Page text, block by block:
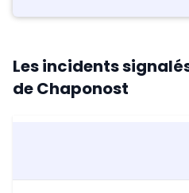
Les incidents
de Chaponost